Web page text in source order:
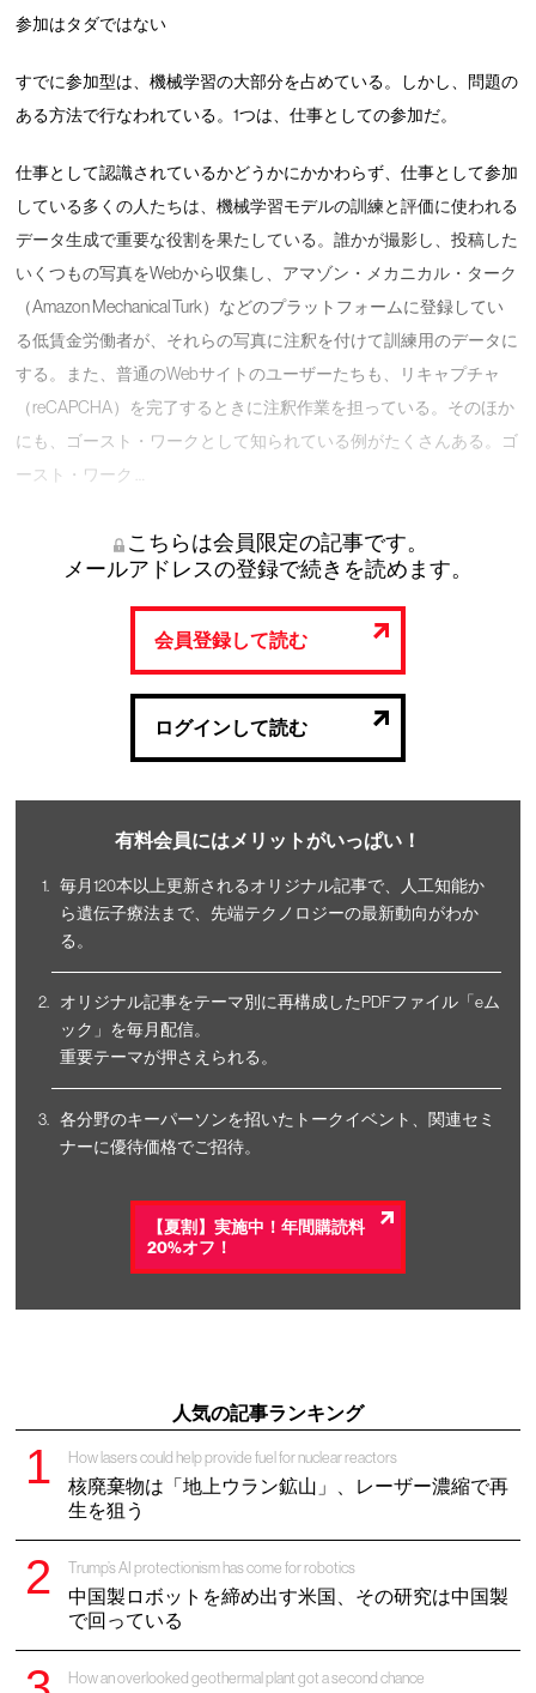
参加はタダではない
すでに参加型は、機械学習の大部分を占めている。しかし、問題の
ある方法で行なわれている。1つは、仕事としての参加だ。
仕事として認識されているかどうかにかかわらず、仕事として参加
している多くの人たちは、機械学習モデルの訓練と評価に使われる
データ生成で重要な役割を果たしている。誰かが撮影し、投稿した
いくつもの写真をWebから収集し、アマゾン・メカニカル・ターク
（Amazon Mechanical Turk）などのプラットフォームに登録してい
る低賃金労働者が、それらの写真に注釈を付けて訓練用のデータに
する。また、普通のWebサイトのユーザーたちも、リキャプチャ
（reCAPCHA）を完了するときに注釈作業を担っている。そのほか
にも、ゴースト・ワークとして知られている例がたくさんある。ゴ
ースト・ワーク …
こちらは会員限定の記事です。
メールアドレスの登録で続きを読めます。
会員登録して読む
ログインして読む
有料会員にはメリットがいっぱい！
毎月120本以上更新されるオリジナル記事で、人工知能か
ら遺伝子療法まで、先端テクノロジーの最新動向がわか
る。
オリジナル記事をテーマ別に再構成したPDFファイル「eム
ック」を毎月配信。
重要テーマが押さえられる。
各分野のキーパーソンを招いたトークイベント、関連セミ
ナーに優待価格でご招待。
【夏割】実施中！年間購読料
20%オフ！
人気の記事ランキング
How lasers could help provide fuel for nuclear reactors
核廃棄物は「地上ウラン鉱山」、レーザー濃縮で再
生を狙う
Trump’s AI protectionism has come for robotics
中国製ロボットを締め出す米国、その研究は中国製
で回っている
How an overlooked geothermal plant got a second chance